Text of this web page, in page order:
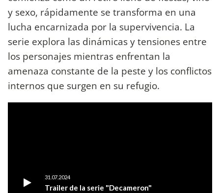
y sexo, rápidamente se transforma en una
lucha encarnizada por la supervivencia. La
serie explora las dinámicas y tensiones entre
los personajes mientras enfrentan la
amenaza constante de la peste y los conflictos
internos que surgen en su refugio.